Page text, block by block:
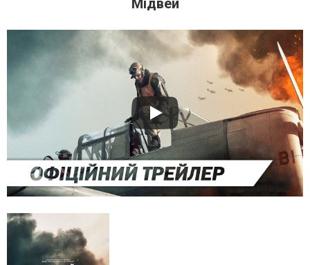
Мідвей